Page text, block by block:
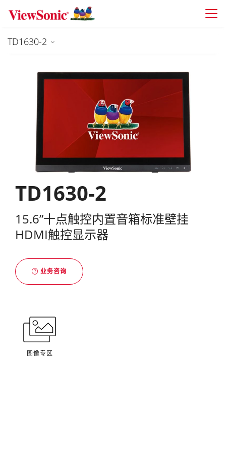
Skip to main content
TD1630-2
TD1630-2
15.6”十点触控内置音箱标准壁挂
HDMI触控显示器
业务咨询
图像专区